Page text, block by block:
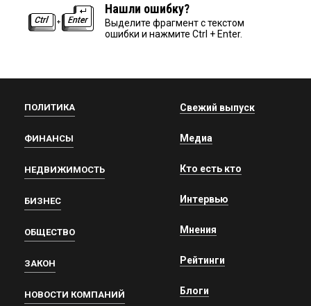
Нашли ошибку?
Выделите фрагмент с текстом
ошибки и нажмите Ctrl + Enter.
ПОЛИТИКА
ФИНАНСЫ
НЕДВИЖИМОСТЬ
БИЗНЕС
ОБЩЕСТВО
ЗАКОН
НОВОСТИ КОМПАНИЙ
Свежий выпуск
Медиа
Кто есть кто
Интервью
Мнения
Рейтинги
Блоги